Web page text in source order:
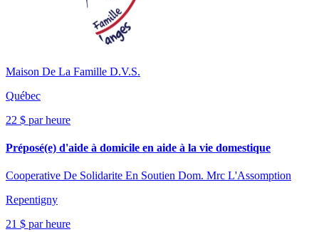
Maison De La Famille D.V.S.
Québec
22 $ par heure
Préposé(e) d'aide à domicile en aide à la vie domestique
Cooperative De Solidarite En Soutien Dom. Mrc L'Assomption
Repentigny
21 $ par heure